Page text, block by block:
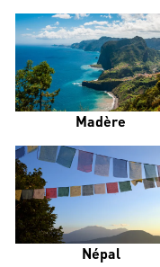
Madère
Népal